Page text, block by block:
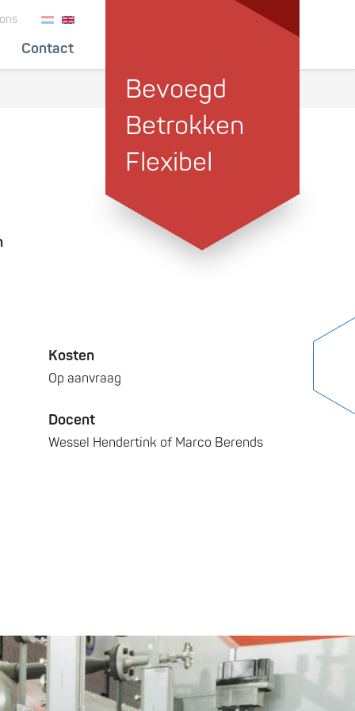
Contact
Bevoegd
Betrokken
Flexibel
Kosten
Op aanvraag
Docent
Wessel Hendertink of Marco Berends